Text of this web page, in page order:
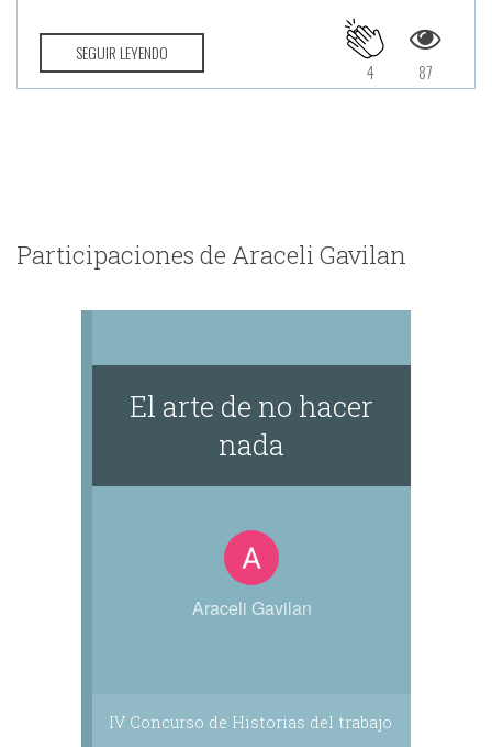
SEGUIR LEYENDO
87
4
Participaciones de Araceli Gavilan
El arte de no hacer
nada
Araceli Gavilan
IV Concurso de Historias del trabajo